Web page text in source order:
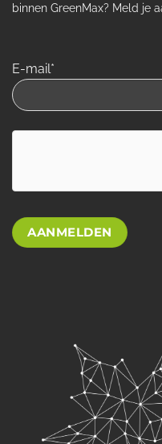
binnen GreenMax? Meld je
E-mail*